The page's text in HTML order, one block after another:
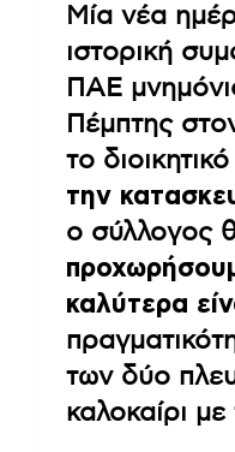
Μία νέα
ιστορική
ΠΑΕ
Πέμπτης
το
την
ο σύλλογος
καλύτερα
των δύο
καλοκαίρι